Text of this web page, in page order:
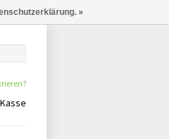
?
Kasse
»